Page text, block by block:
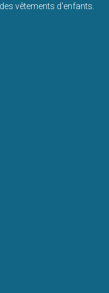
vêtements d'enfants.